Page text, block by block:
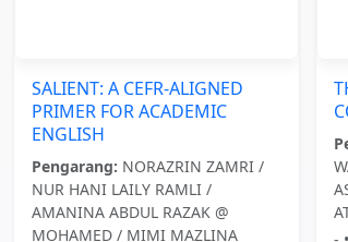
SALIENT: A CEFR-ALIGNED
PRIMER FOR ACADEMIC
ENGLISH
Pengarang: NORAZRIN ZAMRI /
NUR HANI LAILY RAMLI /
AMANINA ABDUL RAZAK @
MOHAMED / MIMI MAZLINA